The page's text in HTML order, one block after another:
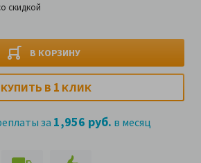
скидкой
В КОРЗИНУ
КУПИТЬ В 1 КЛИК
за 1,956 руб. в месяц